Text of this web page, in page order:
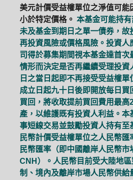
美元計價受益權單位之淨值可能
小於特定價格。 本基金可能持
未及基金到期日之單一債券，故
再投資風險或價格風險。投資人
司得於募集期間視本基金達首次
情形而決定是否再繼續受理投資
日之當日起即不再接受受益權單
成立日起九十日後即開放每日買
買回，將收取提前買回費用最高
產，以維護既有投資人利益。本
事短線交易並鼓勵投資人持有至
民幣計價受益權單位之人民幣匯
民幣匯率（即中國離岸人民幣市
CNH）。人民幣目前受大陸地
制、境內及離岸市場人民幣供給